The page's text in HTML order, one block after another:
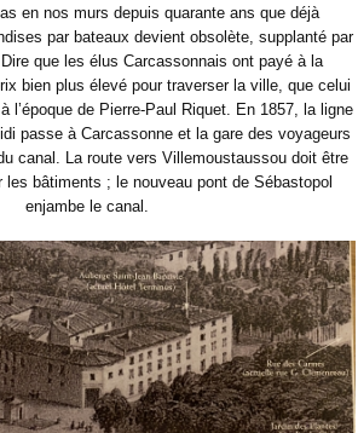
en nos murs depuis quarante ans que déjà
par bateaux devient obsolète, supplanté par
que les élus Carcassonnais ont payé à la
bien plus élevé pour traverser la ville, que celui
l’époque de Pierre-Paul Riquet. En 1857, la ligne
passe à Carcassonne et la gare des voyageurs
canal. La route vers Villemoustaussou doit être
les bâtiments ; le nouveau pont de Sébastopol
enjambe le canal.